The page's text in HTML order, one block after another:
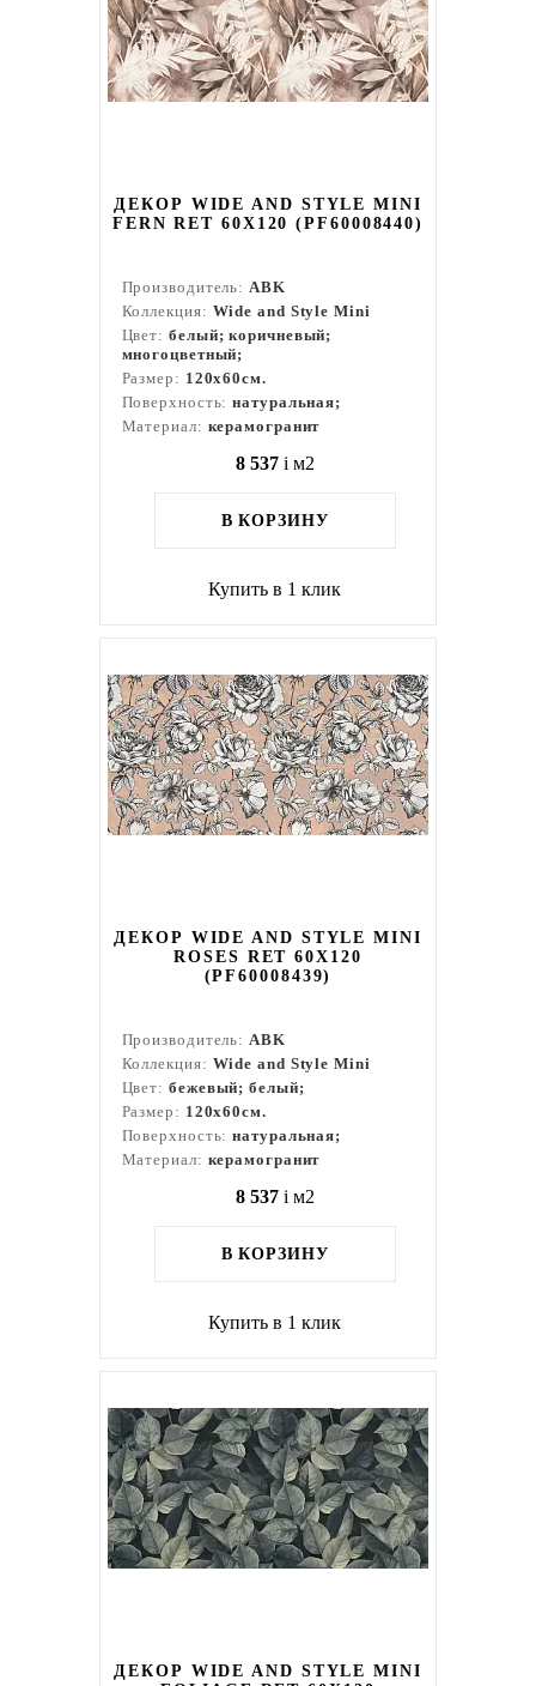
ДЕКОР WIDE AND STYLE MINI
FERN RET 60X120 (PF60008440)
Производитель:ABK
Коллекция: Wide and Style Mini
Цвет: белый; коричневый;
многоцветный;
Размер: 120x60см.
Поверхность:натуральная;
Материал: керамогранит
8 537 i м2
В КОРЗИНУ
Купить в 1 клик
ДЕКОР WIDE AND STYLE MINI
ROSES RET 60X120
(PF60008439)
Производитель:ABK
Коллекция: Wide and Style Mini
Цвет: бежевый; белый;
Размер: 120x60см.
Поверхность:натуральная;
Материал: керамогранит
8 537 i м2
В КОРЗИНУ
Купить в 1 клик
ДЕКОР WIDE AND STYLE MINI